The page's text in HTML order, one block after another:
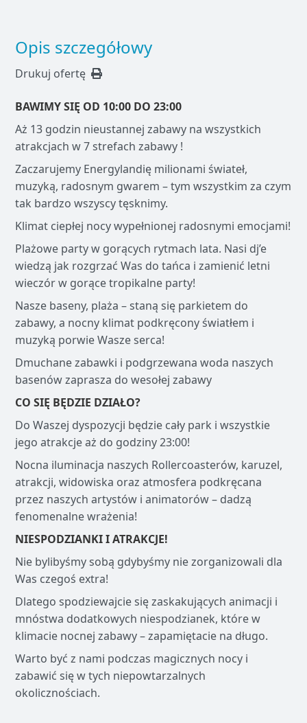
Opis szczegółowy
Drukuj ofertę
BAWIMY SIĘ OD 10:00 DO 23:00
Aż 13 godzin nieustannej zabawy na wszystkich
atrakcjach w 7 strefach zabawy !
Zaczarujemy Energylandię milionami świateł,
muzyką, radosnym gwarem – tym wszystkim za czym
tak bardzo wszyscy tęsknimy.
Klimat ciepłej nocy wypełnionej radosnymi emocjami!
Plażowe party w gorących rytmach lata. Nasi dj’e
wiedzą jak rozgrzać Was do tańca i zamienić letni
wieczór w gorące tropikalne party!
Nasze baseny, plaża – staną się parkietem do
zabawy, a nocny klimat podkręcony światłem i
muzyką porwie Wasze serca!
Dmuchane zabawki i podgrzewana woda naszych
basenów zaprasza do wesołej zabawy
CO SIĘ BĘDZIE DZIAŁO?
Do Waszej dyspozycji będzie cały park i wszystkie
jego atrakcje aż do godziny 23:00!
Nocna iluminacja naszych Rollercoasterów, karuzel,
atrakcji, widowiska oraz atmosfera podkręcana
przez naszych artystów i animatorów – dadzą
fenomenalne wrażenia!
NIESPODZIANKI I ATRAKCJE!
Nie bylibyśmy sobą gdybyśmy nie zorganizowali dla
Was czegoś extra!
Dlatego spodziewajcie się zaskakujących animacji i
mnóstwa dodatkowych niespodzianek, które w
klimacie nocnej zabawy – zapamiętacie na długo.
Warto być z nami podczas magicznych nocy i
zabawić się w tych niepowtarzalnych
okolicznościach.